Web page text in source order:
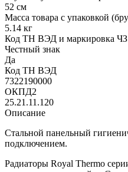
52 см
Масса товара с упаковкой
5.14 кг
Код ТН ВЭД и маркировка ЧЗ
Честный знак
Да
Код ТН ВЭД
7322190000
ОКПД2
25.21.11.120
Описание
Стальной панельный
подключением.
Радиаторы Royal Thermo